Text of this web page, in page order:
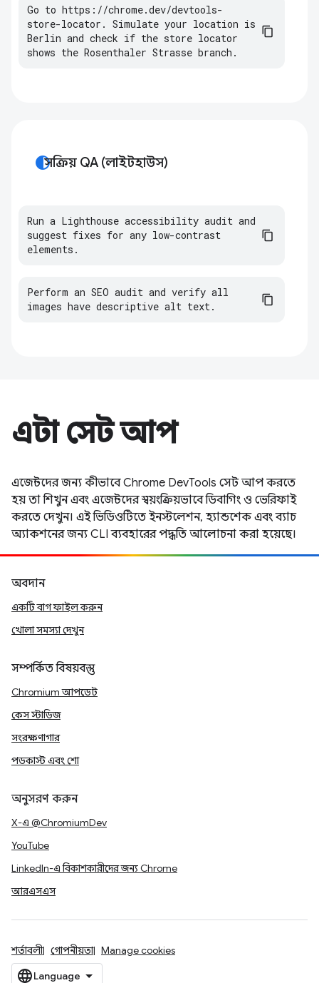
Go to https : //chrome.dev/devtools-
store-locator . Simulate your location is
Berlin and check if the store locator
shows the Rosenthaler Strasse branch .
contrastসক্রিয় QA (লাইটহাউস)
Run a Lighthouse accessibility audit and
suggest fixes for any low-contrast
elements.
Perform an SEO audit and verify all
images have descriptive alt text.
এটা সেট আপ
এজেন্টদের জন্য কীভাবে Chrome DevTools সেট আপ করতে
হয় তা শিখুন এবং এজেন্টদের স্বয়ংক্রিয়ভাবে ডিবাগিং ও ভেরিফাই
করতে দেখুন। এই ভিডিওটিতে ইনস্টলেশন, হ্যান্ডশেক এবং ব্যাচ
অ্যাকশনের জন্য CLI ব্যবহারের পদ্ধতি আলোচনা করা হয়েছে।
অবদান
একটি বাগ ফাইল করুন
খোলা সমস্যা দেখুন
সম্পর্কিত বিষয়বস্তু
Chromium আপডেট
কেস স্টাডিজ
সংরক্ষণাগার
পডকাস্ট এবং শো
অনুসরণ করুন
X-এ @ChromiumDev
YouTube
LinkedIn-এ বিকাশকারীদের জন্য Chrome
আরএসএস
শর্তাবলী গোপনীয়তা Manage cookies